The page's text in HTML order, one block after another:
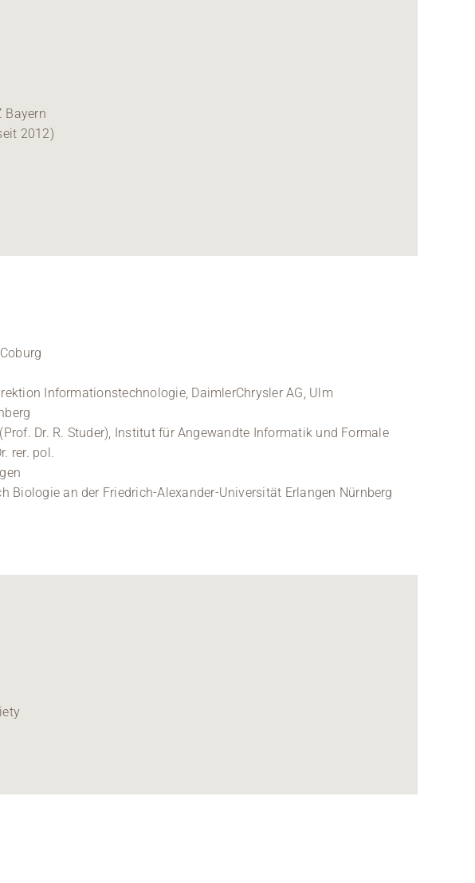
Bayern
2012)
Informationstechnologie, DaimlerChrysler AG, Ulm
Dr. R. Studer), Institut für Angewandte Informatik und Formale
rer. pol.
an der Friedrich-Alexander-Universität Erlangen Nürnberg